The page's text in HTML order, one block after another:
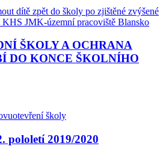
dítě zpět do školy po zjištěné zvýšené
KHS JMK-územní pracoviště Blansko
ŠKOLY A OCHRANA
DO KONCE ŠKOLNÍHO
školy
pololetí 2019/2020